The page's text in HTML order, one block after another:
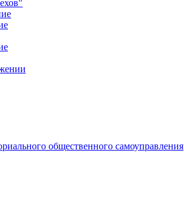
общественного самоуправления